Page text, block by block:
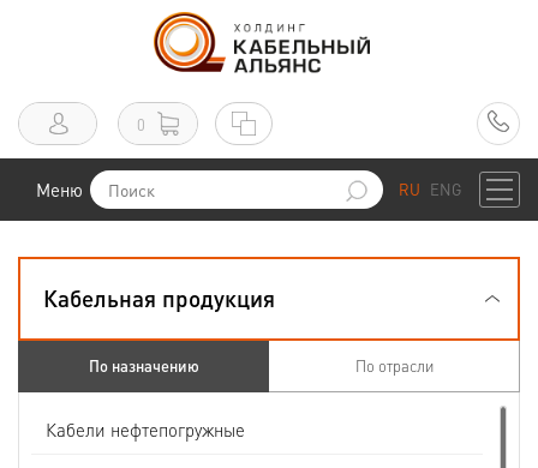
0
Меню RU ENG
Кабельная продукция
По назначению По отрасли
Кабели нефтепогружные